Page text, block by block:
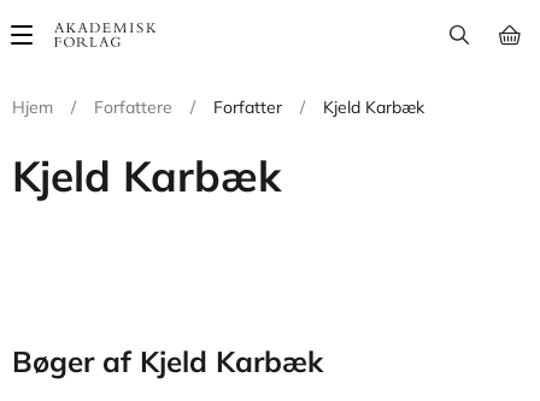
Main
Hjem
/ Forfattere / Forfatter / Kjeld Karbæk
Kjeld Karbæk
Bøger af Kjeld Karbæk